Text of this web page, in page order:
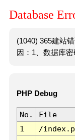
Database
(1040) 365建站
因：1、数据库
PHP Debug
No. File
1
/